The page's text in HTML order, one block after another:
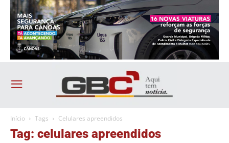
Início Tags Celulares apreendidos
Tag: celulares apreendidos